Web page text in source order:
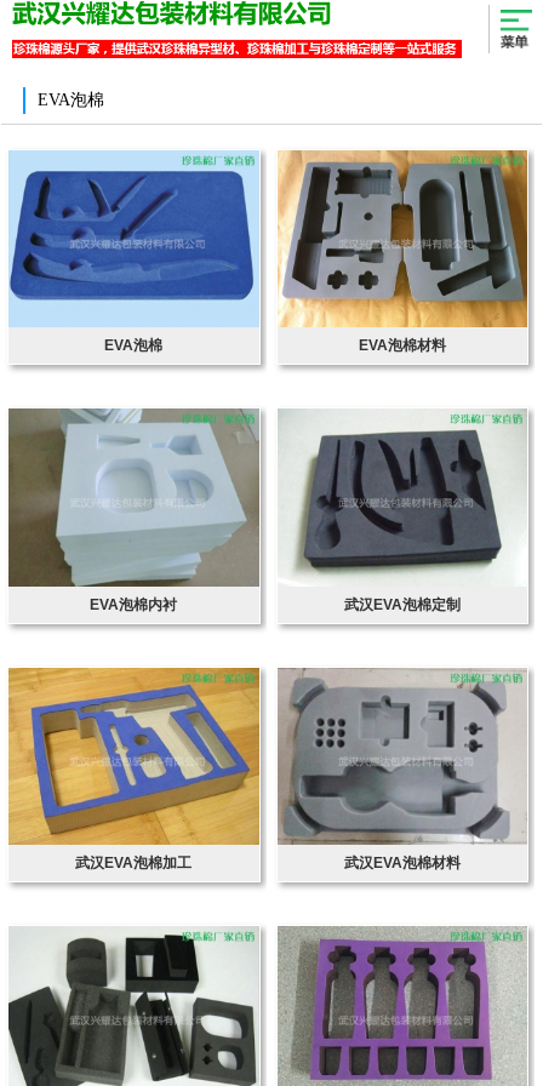
EVA泡棉
EVA泡棉 EVA泡棉材料
EVA泡棉内衬 武汉EVA泡棉定制
武汉EVA泡棉加工 武汉EVA泡棉材料